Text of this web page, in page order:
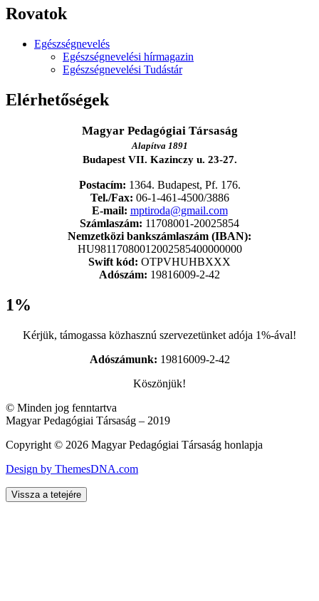
Rovatok
Egészségnevelés
Egészségnevelési hírmagazin
Egészségnevelési Tudástár
Elérhetőségek
Magyar Pedagógiai Társaság
Alapítva 1891
Budapest VII. Kazinczy u. 23-27.
Postacím: 1364. Budapest, Pf. 176.
Tel./Fax: 06-1-461-4500/3886
E-mail: mptiroda@gmail.com
Számlaszám: 11708001-20025854
Nemzetközi bankszámlaszám (IBAN):
HU98117080012002585400000000
Swift kód: OTPVHUHBXXX
Adószám: 19816009-2-42
1%
Kérjük, támogassa közhasznú szervezetünket adója 1%-ával!
Adószámunk: 19816009-2-42
Köszönjük!
© Minden jog fenntartva
Magyar Pedagógiai Társaság – 2019
Copyright © 2026 Magyar Pedagógiai Társaság honlapja
Design by ThemesDNA.com
Vissza a tetejére